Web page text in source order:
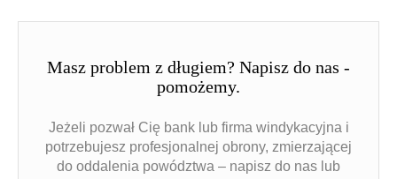
Masz problem z długiem? Napisz do nas -
pomożemy.
Jeżeli pozwał Cię bank lub firma windykacyjna i
potrzebujesz profesjonalnej obrony, zmierzającej
do oddalenia powództwa – napisz do nas lub